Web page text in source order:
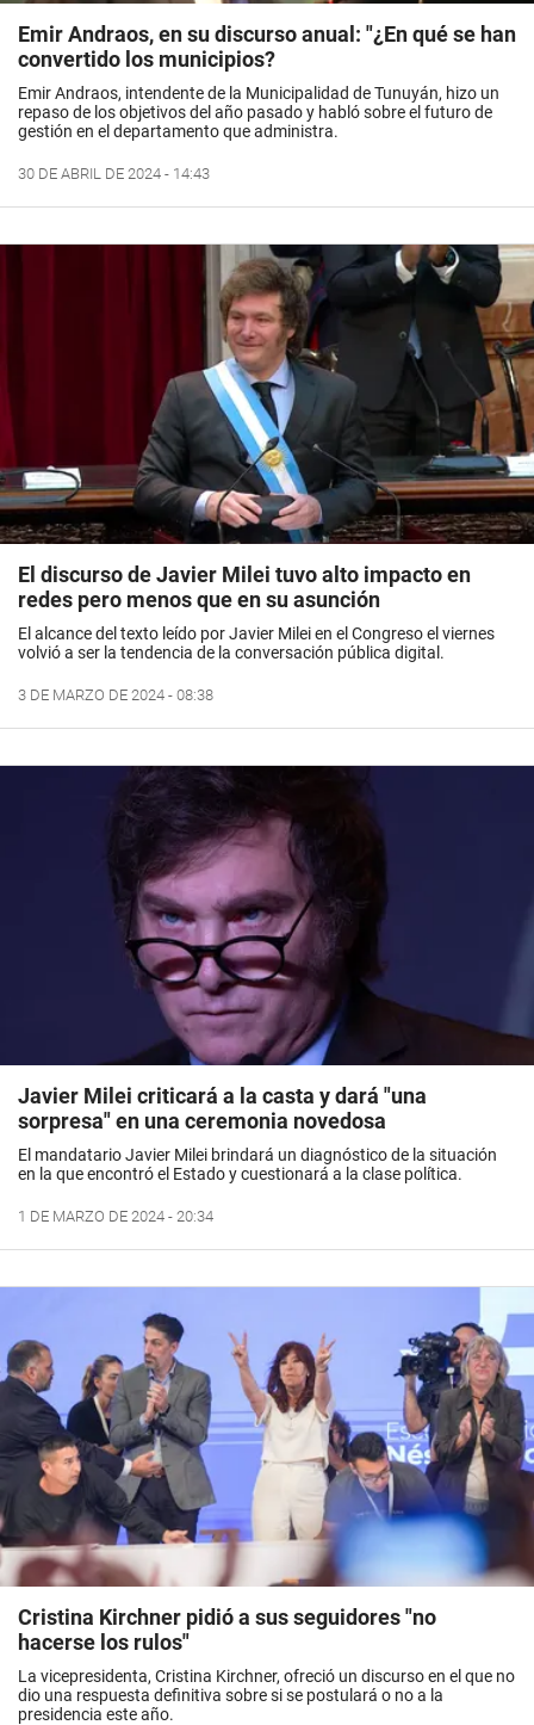
Emir Andraos, en su discurso anual: "¿En qué se han
convertido los municipios?
Emir Andraos, intendente de la Municipalidad de Tunuyán, hizo un
repaso de los objetivos del año pasado y habló sobre el futuro de
gestión en el departamento que administra.
30 DE ABRIL DE 2024 - 14:43
El discurso de Javier Milei tuvo alto impacto en
redes pero menos que en su asunción
El alcance del texto leído por Javier Milei en el Congreso el viernes
volvió a ser la tendencia de la conversación pública digital.
3 DE MARZO DE 2024 - 08:38
Javier Milei criticará a la casta y dará "una
sorpresa" en una ceremonia novedosa
El mandatario Javier Milei brindará un diagnóstico de la situación
en la que encontró el Estado y cuestionará a la clase política.
1 DE MARZO DE 2024 - 20:34
Cristina Kirchner pidió a sus seguidores "no
hacerse los rulos"
La vicepresidenta, Cristina Kirchner, ofreció un discurso en el que no
dio una respuesta definitiva sobre si se postulará o no a la
presidencia este año.